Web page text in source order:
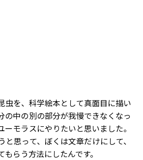
虫を、科学絵本として真面目に描い
の中の別の部分が我慢できなくなっ
ーモラスにやりたいと思いました。
思って、ぼくは文章だけにして、
らう方法にしたんです。